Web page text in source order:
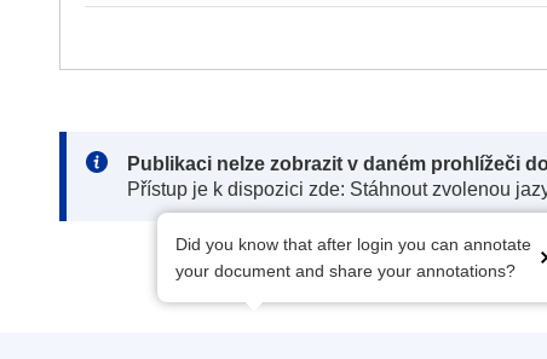
Note:
Publikaci nelze zobrazit v daném prohlížeči
Přístup je k dispozici zde: Stáhnout zvolenou
Did you know that after login you can annotate
your document and share your annotations?